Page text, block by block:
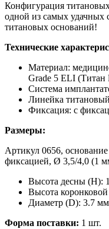
Конфигурация
одной из самых удачных
титановых оснований!
Технические
Материал:
Grade 5 ELI (Титан
Система
Линейка
Фиксация: с
Размеры:
Артикул 0656,
фиксацией, Ø 3,5/4,0 (1
Высота десны (H):
Высота
Диаметр (D): 3.7 мм
Форма поставки: 1 шт.